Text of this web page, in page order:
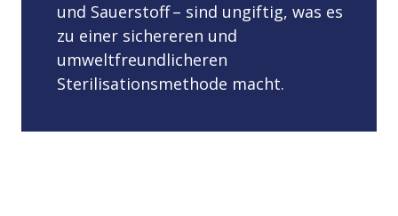
und Sauerstoff – sind ungiftig, was es
zu einer sichereren und
umweltfreundlicheren
Sterilisationsmethode macht.